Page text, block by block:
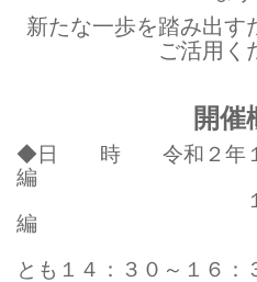
新たな一歩を踏み出す
ご活用く
開催
◆日 時 令和２年１
編
１１月１８
編
とも１４：３０～１６：